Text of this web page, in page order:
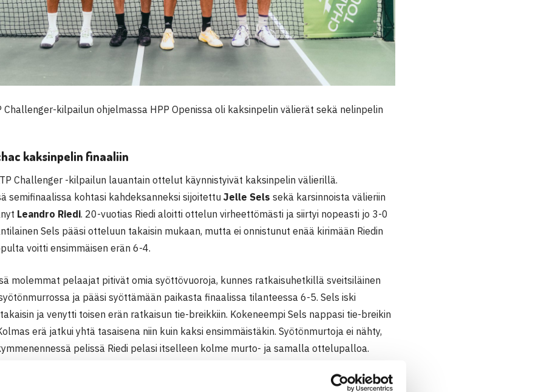
Challenger-kilpailun ohjelmassa HPP Openissa oli kaksinpelin välierät sekä nelinpelin
kaksinpelin finaaliin
Challenger -kilpailun lauantain ottelut käynnistyivät kaksinpelin välierillä.
semifinaalissa kohtasi kahdeksanneksi sijoitettu Jelle Sels sekä karsinnoista välieriin
Leandro Riedi. 20-vuotias Riedi aloitti ottelun virheettömästi ja siirtyi nopeasti jo 3-0
Sels pääsi otteluun takaisin mukaan, mutta ei onnistunut enää kirimään Riedin
voitti ensimmäisen erän 6-4.
molemmat pelaajat pitivät omia syöttövuoroja, kunnes ratkaisuhetkillä sveitsiläinen
ja pääsi syöttämään paikasta finaalissa tilanteessa 6-5. Sels iski
ja venytti toisen erän ratkaisun tie-breikkiin. Kokeneempi Sels nappasi tie-breikin
erä jatkui yhtä tasaisena niin kuin kaksi ensimmäistäkin. Syötönmurtoja ei nähty,
pelissä Riedi pelasi itselleen kolme murto- ja samalla ottelupalloa.